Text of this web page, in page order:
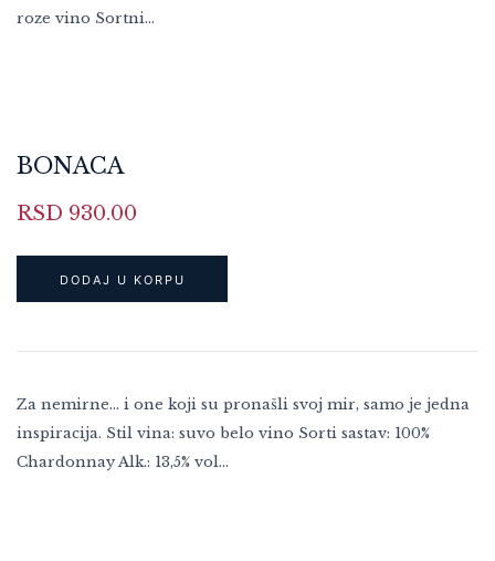
roze vino Sortni…
BONACA
RSD 930.00
DODAJ U KORPU
Za nemirne... i one koji su pronašli svoj mir, samo je jedna
inspiracija. Stil vina: suvo belo vino Sorti sastav: 100%
Chardonnay Alk.: 13,5% vol…